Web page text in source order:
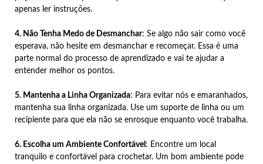
apenas ler instruções.
4. Não Tenha Medo de Desmanchar: Se algo não sair como você
esperava, não hesite em desmanchar e recomeçar. Essa é uma
parte normal do processo de aprendizado e vai te ajudar a
entender melhor os pontos.
5. Mantenha a Linha Organizada: Para evitar nós e emaranhados,
mantenha sua linha organizada. Use um suporte de linha ou um
recipiente para que ela não se enrosque enquanto você trabalha.
6. Escolha um Ambiente Confortável : Encontre um local
tranquilo e confortável para crochetar. Um bom ambiente pode